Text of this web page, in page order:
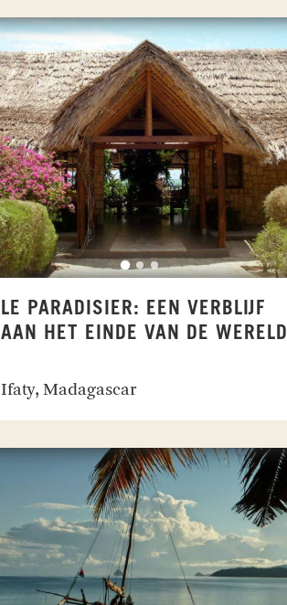
LE PARADISIER: EEN VERBLIJF
AAN HET EINDE VAN DE WERELD
Ifaty, Madagascar